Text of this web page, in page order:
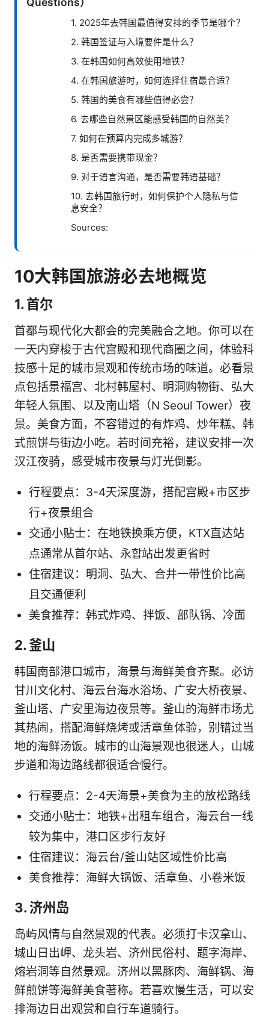
1. 2025年去韩国最值得安排的季节是哪个？
2. 韩国签证与入境要件是什么？
3. 在韩国如何高效使用地铁？
4. 在韩国旅游时，如何选择住宿最合适？
5. 韩国的美食有哪些值得必尝？
6. 去哪些自然景区能感受韩国的自然美？
7. 如何在预算内完成多城游？
8. 是否需要携带现金？
9. 对于语言沟通，是否需要韩语基础？
10. 去韩国旅行时，如何保护个人隐私与信
息安全？
Sources:
10大韩国旅游必去地概览
1. 首尔
首都与现代化大都会的完美融合之地。你可以在
一天内穿梭于古代宫殿和现代商圈之间，体验科
技感十足的城市景观和传统市场的味道。必看景
点包括景福宫、北村韩屋村、明洞购物街、弘大
年轻人氛围、以及南山塔（N Seoul Tower）夜
景。美食方面，不容错过的有炸鸡、炒年糕、韩
式煎饼与街边小吃。若时间充裕，建议安排一次
汉江夜骑，感受城市夜景与灯光倒影。
行程要点：3-4天深度游，搭配宫殿+市区步
行+夜景组合
交通小贴士：在地铁换乘方便，KTX直达站
点通常从首尔站、永합站出发更省时
住宿建议：明洞、弘大、合井一带性价比高
且交通便利
美食推荐：韩式炸鸡、拌饭、部队锅、冷面
2. 釜山
韩国南部港口城市，海景与海鲜美食齐聚。必访
甘川文化村、海云台海水浴场、广安大桥夜景、
釜山塔、广安里海边夜景等。釜山的海鲜市场尤
其热闹，搭配海鲜烧烤或活章鱼体验，别错过当
地的海鲜汤饭。城市的山海景观也很迷人，山城
步道和海边路线都很适合慢行。
行程要点：2-4天海景+美食为主的放松路线
交通小贴士：地铁+出租车组合，海云台一线
较为集中，港口区步行友好
住宿建议：海云台/釜山站区域性价比高
美食推荐：海鲜大锅饭、活章鱼、小卷米饭
3. 济州岛
岛屿风情与自然景观的代表。必须打卡汉拿山、
城山日出岬、龙头岩、济州民俗村、题字海岸、
熔岩洞等自然景观。济州以黑豚肉、海鲜锅、海
鲜煎饼等海鲜美食著称。若喜欢慢生活，可以安
排海边日出观赏和自行车道骑行。